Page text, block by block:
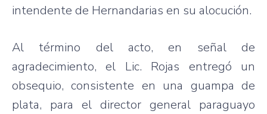
intendente de Hernandarias en su alocución.
Al término del acto, en señal de
agradecimiento, el Lic. Rojas entregó un
obsequio, consistente en una guampa de
plata, para el director general paraguayo